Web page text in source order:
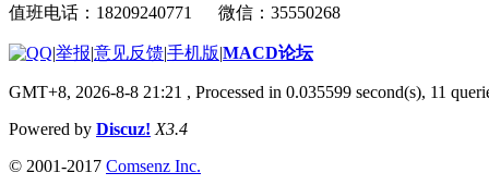
值班电话：18209240771 微信：35550268
|举报|意见反馈|手机版|MACD论坛
GMT+8, 2026-8-8 21:21 , Processed in 0.035599 second(s), 11
Powered by Discuz! X3.4
© 2001-2017 Comsenz Inc.